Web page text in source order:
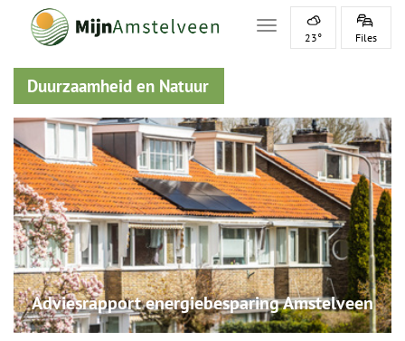
Toggle navigation
23° Files
Duurzaamheid en Natuur
Adviesrapport energiebesparing Amstelveen